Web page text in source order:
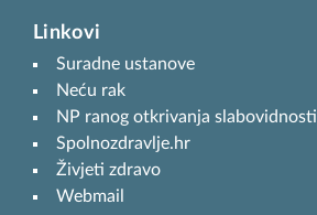
Linkovi
Suradne ustanove
Neću rak
NP ranog otkrivanja slabovidnosti
Spolnozdravlje.hr
Živjeti zdravo
Webmail